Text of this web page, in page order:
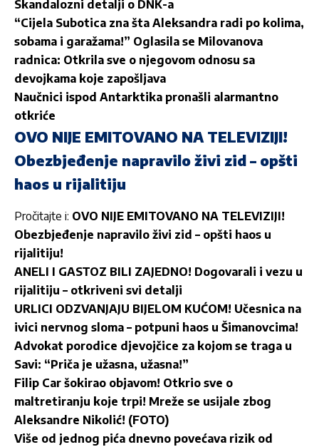
Skandalozni detalji o DNK-a
“Cijela Subotica zna šta Aleksandra radi po kolima,
sobama i garažama!” Oglasila se Milovanova
radnica: Otkrila sve o njegovom odnosu sa
devojkama koje zapošljava
Naučnici ispod Antarktika pronašli alarmantno
otkriće
OVO NIJE EMITOVANO NA TELEVIZIJI!
Obezbjeđenje napravilo živi zid – opšti
haos u rijalitiju
Pročitajte i: OVO NIJE EMITOVANO NA TELEVIZIJI!
Obezbjeđenje napravilo živi zid – opšti haos u
rijalitiju!
ANELI I GASTOZ BILI ZAJEDNO! Dogovarali i vezu u
rijalitiju – otkriveni svi detalji
URLICI ODZVANJAJU BIJELOM KUĆOM! Učesnica na
ivici nervnog sloma – potpuni haos u Šimanovcima!
Advokat porodice djevojčice za kojom se traga u
Savi: “Priča je užasna, užasna!”
Filip Car šokirao objavom! Otkrio sve o
maltretiranju koje trpi! Mreže se usijale zbog
Aleksandre Nikolić! (FOTO)
Više od jednog pića dnevno povećava rizik od